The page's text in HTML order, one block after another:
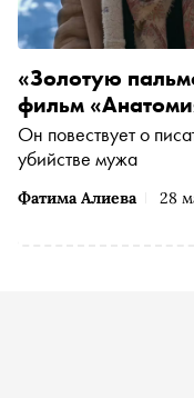
Фатима Алиева 28
«Золотую
фильм
Он повествует о
убийстве мужа